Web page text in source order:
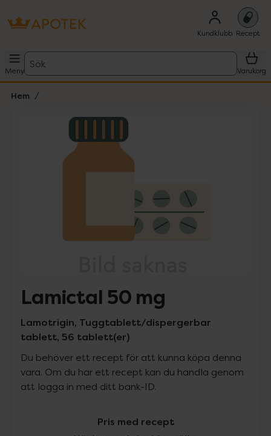
Kundklubb Recept
Meny
Sök
Varukorg
Hem
Lista: . Innehåller 1 objekt.
Lamictal 50 mg
Lamotrigin, Tuggtablett/dispergerbar
tablett, 56 tablett(er)
Du behöver ett recept för att kunna köpa denna
vara. Om du har ett recept kan du handla genom
att logga in med ditt bank-ID.
Pris med recept